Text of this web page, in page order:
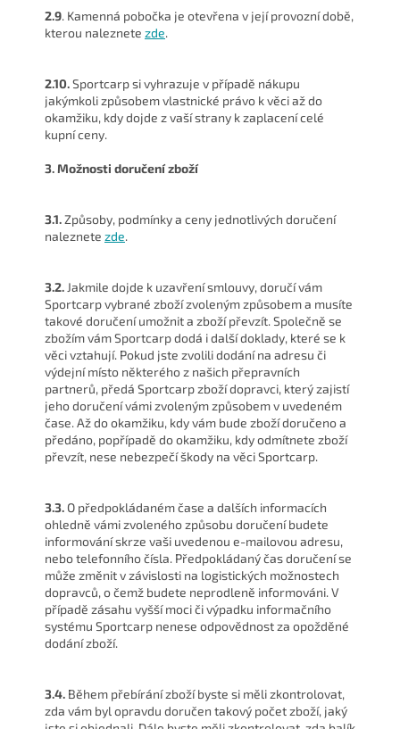
2.9. Kamenná pobočka je otevřena v její provozní době,
kterou naleznete zde.
2.10.Sportcarp si vyhrazuje v případě nákupu
jakýmkoli způsobem vlastnické právo k věci až do
okamžiku, kdy dojde z vaší strany k zaplacení celé
kupní ceny.
3. Možnosti doručení zboží
3.1.Způsoby, podmínky a ceny jednotlivých doručení
naleznete zde.
3.2. Jakmile dojde k uzavření smlouvy, doručí vám
Sportcarp vybrané zboží zvoleným způsobem a musíte
takové doručení umožnit a zboží převzít. Společně se
zbožím vám Sportcarp dodá i další doklady, které se k
věci vztahují. Pokud jste zvolili dodání na adresu či
výdejní místo některého z našich přepravních
partnerů, předá Sportcarp zboží dopravci, který zajistí
jeho doručení vámi zvoleným způsobem v uvedeném
čase. Až do okamžiku, kdy vám bude zboží doručeno a
předáno, popřípadě do okamžiku, kdy odmítnete zboží
převzít, nese nebezpečí škody na věci Sportcarp.
3.3. O předpokládaném čase a dalších informacích
ohledně vámi zvoleného způsobu doručení budete
informování skrze vaši uvedenou e-mailovou adresu,
nebo telefonního čísla. Předpokládaný čas doručení se
může změnit v závislosti na logistických možnostech
dopravců, o čemž budete neprodleně informováni. V
případě zásahu vyšší moci či výpadku informačního
systému Sportcarp nenese odpovědnost za opožděné
dodání zboží.
3.4. Během přebírání zboží byste si měli zkontrolovat,
zda vám byl opravdu doručen takový počet zboží, jaký